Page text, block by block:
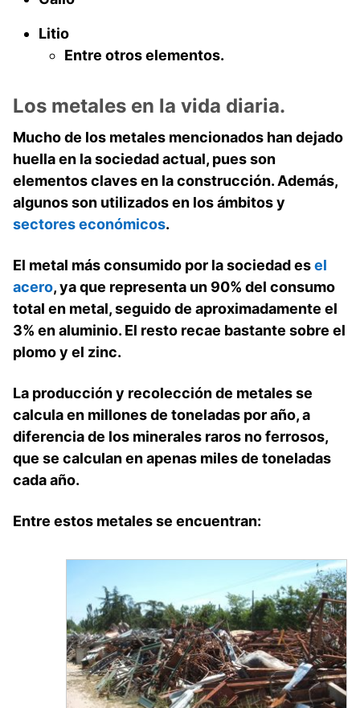
Litio
Entre otros elementos.
Los metales en la vida diaria.
Mucho de los metales mencionados han dejado
huella en la sociedad actual, pues son
elementos claves en la construcción. Además,
algunos son utilizados en los ámbitos y
sectores económicos.
El metal más consumido por la sociedad esel
acero, ya que representa un 90% del consumo
total en metal, seguido de aproximadamente el
3% en aluminio. El resto recae bastante sobre el
plomo y el zinc.
La producción y recolección de metalesse
calcula en millones de toneladas por año, a
diferencia de los minerales raros no ferrosos,
que se calculan en apenas miles de toneladas
cada año.
Entre estos metales se encuentran: